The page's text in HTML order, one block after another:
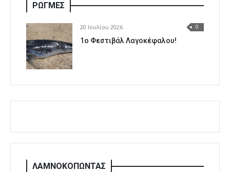
ΡΩΓΜΕΣ
20 Ιουλίου 2026 0
1o Φεστιβάλ Λαγοκέφαλου!
ΛΑΜΝΟΚΟΠΩΝΤΑΣ